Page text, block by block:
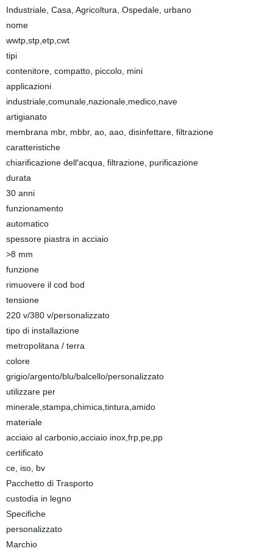
Industriale, Casa, Agricoltura, Ospedale, urbano
nome
wwtp,stp,etp,cwt
tipi
contenitore, compatto, piccolo, mini
applicazioni
industriale,comunale,nazionale,medico,nave
artigianato
membrana mbr, mbbr, ao, aao, disinfettare, filtrazione
caratteristiche
chiarificazione dell′acqua, filtrazione, purificazione
durata
30 anni
funzionamento
automatico
spessore piastra in acciaio
>8 mm
funzione
rimuovere il cod bod
tensione
220 v/380 v/personalizzato
tipo di installazione
metropolitana / terra
colore
grigio/argento/blu/balcello/personalizzato
utilizzare per
minerale,stampa,chimica,tintura,amido
materiale
acciaio al carbonio,acciaio inox,frp,pe,pp
certificato
ce, iso, bv
Pacchetto di Trasporto
custodia in legno
Specifiche
personalizzato
Marchio